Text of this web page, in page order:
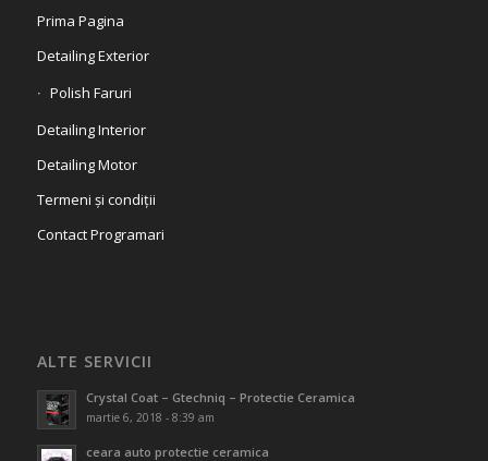
Prima Pagina
Detailing Exterior
Polish Faruri
Detailing Interior
Detailing Motor
Termeni și condiții
Contact Programari
ALTE SERVICII
Crystal Coat – Gtechniq – Protectie Ceramica
martie 6, 2018 - 8:39 am
ceara auto protectie ceramica